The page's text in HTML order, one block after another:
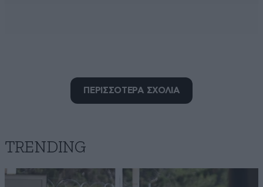
ήττα από την ομάδα της Τουρκίας(ειδικά τις μέρες
ΠΕΡΙΣΣΟΤΕΡΑ ΣΧΟΛΙΑ
TRENDING